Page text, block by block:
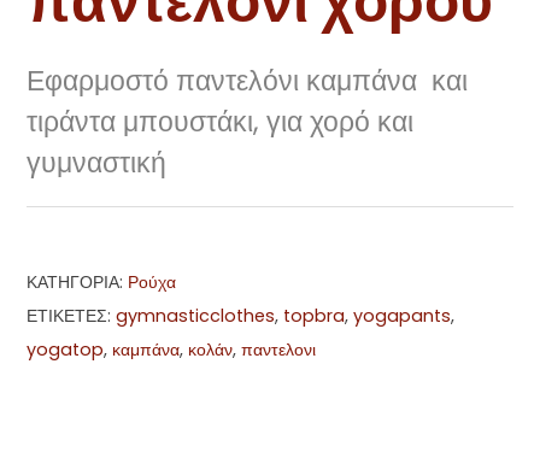
Εφαρμοστό παντελόνι καμπάνα και
τιράντα μπουστάκι, για χορό και
γυμναστική
ΚΑΤΗΓΟΡΊΑ: Ρούχα
ΕΤΙΚΈΤΕΣ:gymnasticclothes, topbra,yogapants,
yogatop, καμπάνα, κολάν,παντελονι